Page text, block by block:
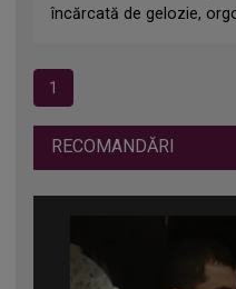
încărcată de gelozie,
1
RECOMANDĂRI